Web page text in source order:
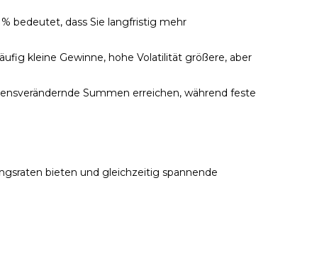
bedeutet, dass Sie langfristig mehr
kleine Gewinne, hohe Volatilität größere, aber
Summen erreichen, während feste
bieten und gleichzeitig spannende